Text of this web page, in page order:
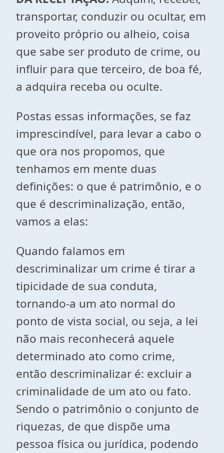
transportar, conduzir ou ocultar, em
proveito próprio ou alheio, coisa
que sabe ser produto de crime, ou
influir para que terceiro, de boa fé,
a adquira receba ou oculte.
Postas essas informações, se faz
imprescindível, para levar a cabo o
que ora nos propomos, que
tenhamos em mente duas
definições: o que é patrimônio, e o
que é descriminalização, então,
vamos a elas:
Quando falamos em
descriminalizar um crime é tirar a
tipicidade de sua conduta,
tornando-a um ato normal do
ponto de vista social, ou seja, a lei
não mais reconhecerá aquele
determinado ato como crime,
então descriminalizar é: excluir a
criminalidade de um ato ou fato.
Sendo o patrimônio o conjunto de
riquezas, de que dispõe uma
pessoa física ou jurídica, podendo